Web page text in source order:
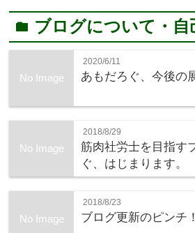
folder ブログについて・自
No Image
2020/6/11
あもだろぐ、今後の
No Image
2018/8/29
筋肉社労士を目指す
ぐ、はじまります。
No Image
2018/8/23
ブログ更新のピンチ